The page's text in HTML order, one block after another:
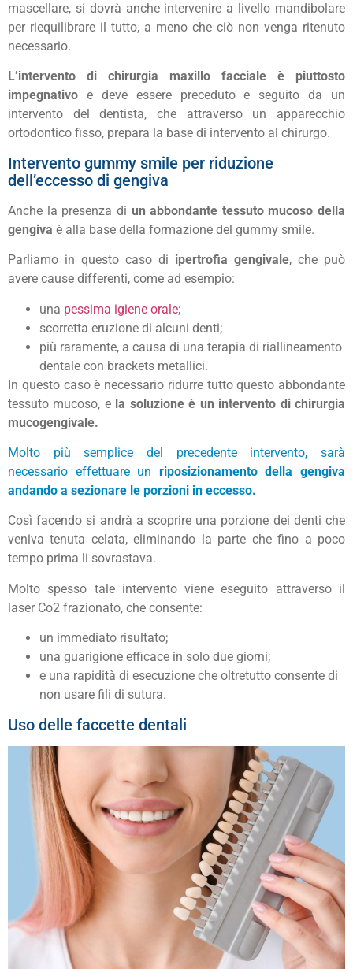
mascellare, si dovrà anche intervenire a livello mandibolare
per riequilibrare il tutto, a meno che ciò non venga ritenuto
necessario.
L’intervento di chirurgia maxillo facciale è piuttosto
impegnativo e deve essere preceduto e seguito da un
intervento del dentista, che attraverso un apparecchio
ortodontico fisso, prepara la base di intervento al chirurgo.
Intervento gummy smile per riduzione
dell’eccesso di gengiva
Anche la presenza di un abbondante tessuto mucoso della
gengiva è alla base della formazione del gummy smile.
Parliamo in questo caso di ipertrofia gengivale, che può
avere cause differenti, come ad esempio:
una pessima igiene orale;
scorretta eruzione di alcuni denti;
più raramente, a causa di una terapia di riallineamento
dentale con brackets metallici.
In questo caso è necessario ridurre tutto questo abbondante
tessuto mucoso, e la soluzione è un intervento di chirurgia
mucogengivale.
Molto più semplice del precedente intervento, sarà
necessario effettuare un riposizionamento della gengiva
andando a sezionare le porzioni in eccesso.
Così facendo si andrà a scoprire una porzione dei denti che
veniva tenuta celata, eliminando la parte che fino a poco
tempo prima li sovrastava.
Molto spesso tale intervento viene eseguito attraverso il
laser Co2 frazionato, che consente:
un immediato risultato;
una guarigione efficace in solo due giorni;
e una rapidità di esecuzione che oltretutto consente di
non usare fili di sutura.
Uso delle faccette dentali